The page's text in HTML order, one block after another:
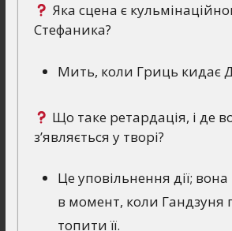
Яка сцена є
Стефаника?
Мить, коли Гриць кидає
Що таке ретардація, і де
з’являється у творі?
Це уповільнення дії; вона
в момент, коли Гандзуня
топити її.